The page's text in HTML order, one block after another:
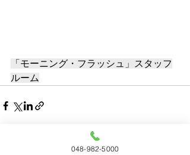
「モーニング・フラッシュ」スタッフ
ルーム
048-982-5000